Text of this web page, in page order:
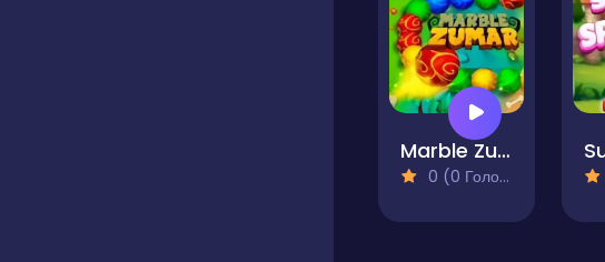
Marble Zumar
0 (0 Голосів)